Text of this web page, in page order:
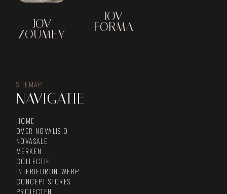
JOV
ZOUMEY
JOV
FORMA
SITEMAP
NAVIGATIE
HOME
OVER NOVALIS.O
NOVASALE
MERKEN
COLLECTIE
INTERIEURONTWERP
CONCEPT STORES
PROJECTEN